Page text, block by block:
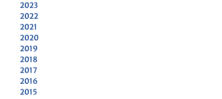
2023
2022
2021
2020
2019
2018
2017
2016
2015